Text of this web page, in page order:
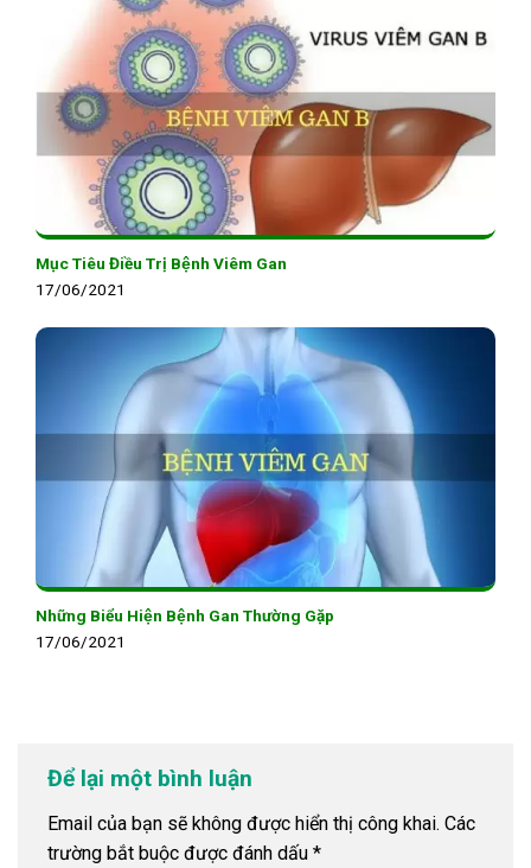
Mục Tiêu Điều Trị Bệnh Viêm Gan
17/06/2021
Những Biểu Hiện Bệnh Gan Thường Gặp
17/06/2021
Để lại một bình luận
Email của bạn sẽ không được hiển thị công khai. Các
trường bắt buộc được đánh dấu *